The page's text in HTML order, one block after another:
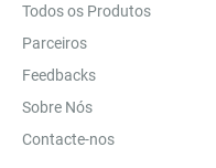
Todos os Produtos
Parceiros
Feedbacks
Sobre Nós
Contacte-nos